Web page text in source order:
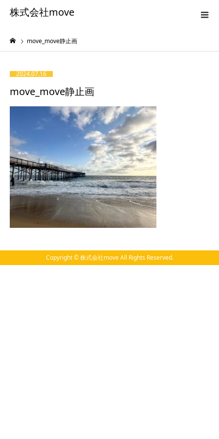
株式会社move
move_move静止画
2024.07.16
move_move静止画
Copyright © 株式会社move All Rights Reserved.